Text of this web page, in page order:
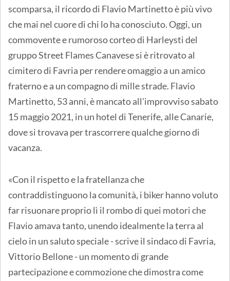
scomparsa, il ricordo di Flavio Martinetto è più vivo
che mai nel cuore di chi lo ha conosciuto. Oggi, un
commovente e rumoroso corteo di Harleysti del
gruppo Street Flames Canavese si è ritrovato al
cimitero di Favria per rendere omaggio a un amico
fraterno e a un compagno di mille strade. Flavio
Martinetto, 53 anni, è mancato all'improvviso sabato
15 maggio 2021, in un hotel di Tenerife, alle Canarie,
dove si trovava per trascorrere qualche giorno di
vacanza.
«Con il rispetto e la fratellanza che
contraddistinguono la comunità, i biker hanno voluto
far risuonare proprio lì il rombo di quei motori che
Flavio amava tanto, unendo idealmente la terra al
cielo in un saluto speciale - scrive il sindaco di Favria,
Vittorio Bellone - un momento di grande
partecipazione e commozione che dimostra come